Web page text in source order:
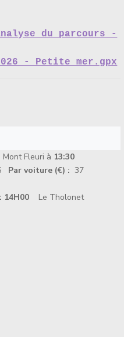
du parcours -
- Petite mer.gpx
Mont Fleuri à 13:30
Par voiture (€) :37
14H00 Le Tholonet